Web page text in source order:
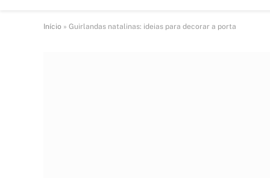
Início » Guirlandas natalinas: ideias para decorar a porta